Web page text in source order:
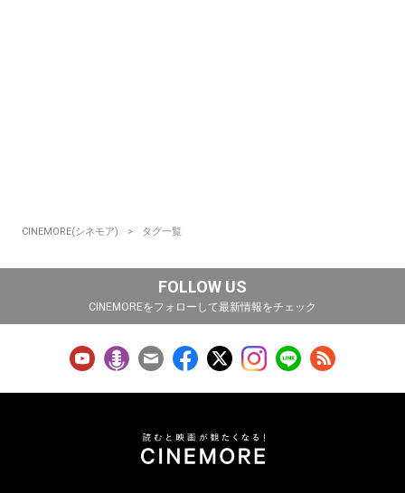
CINEMORE(シネモア) タグ一覧
FOLLOW US
CINEMOREをフォローして最新情報をチェック